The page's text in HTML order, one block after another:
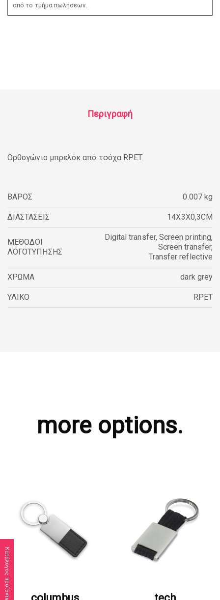
Κατάλογος προϊόντων
από το τμήμα πωλήσεων.
Περιγραφή
Ορθογώνιο μπρελόκ από τσόχα RPET.
ΒΑΡΟΣ 0.007 kg
ΔΙΑΣΤΑΣΕΙΣ 14X3X0,3CM
ΜΕΘΟΔΟΙ
ΛΟΓΟΤΥΠΗΣΗΣ
Digital transfer, Screen printing,
Screen transfer,
Transfer reflective
ΧΡΩΜΑ dark grey
ΥΛΙΚΟ RPET
more options.